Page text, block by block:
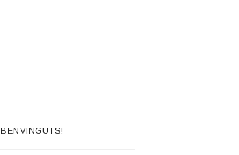
BENVINGUTS!